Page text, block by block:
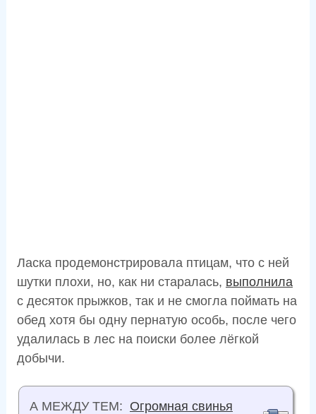
Ласка продемонстрировала птицам, что с ней
шутки плохи, но, как ни старалась, выполнила
с десяток прыжков, так и не смогла поймать на
обед хотя бы одну пернатую особь, после чего
удалилась в лес на поиски более лёгкой
добычи.
А МЕЖДУ ТЕМ: Огромная свинья